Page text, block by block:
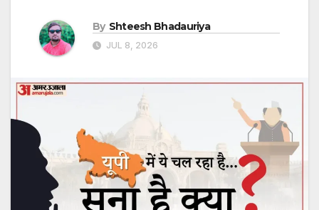
By Shteesh Bhadauriya
JUL 8, 2026